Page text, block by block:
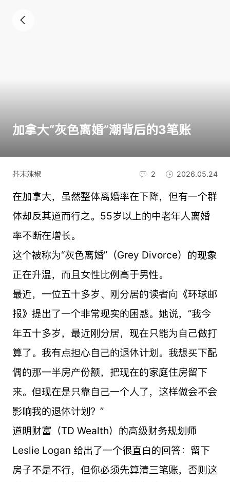
加拿大“灰色离婚”潮背后的3笔账
芥末辣椒 2 2026.05.24
在加拿大，虽然整体离婚率在下降，但有一个群
体却反其道而行之。55岁以上的中老年人离婚
率不断在增长。
这个被称为“灰色离婚”（Grey Divorce）的现象
正在升温，而且女性比例高于男性。
最近，一位五十多岁、刚分居的读者向《环球邮
报》提出了一个非常现实的困惑。她说，“我今
年五十多岁，最近刚分居，现在只能为自己做打
算了。我有点担心自己的退休计划。我想买下配
偶的那一半房产份额，把现在的家庭住房留下
来。但现在是只靠自己一个人了，这样做会不会
影响我的退休计划？”
道明财富（TD Wealth）的高级财务规划师
Leslie Logan 给出了一个很直白的回答：留下
房子不是不行，但你必须先算清三笔账，否则这